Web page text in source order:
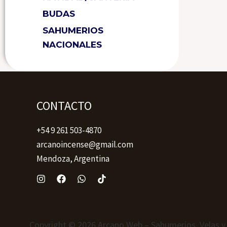
BUDAS
SAHUMERIOS
NACIONALES
CONTACTO
+54 9 261 503-4870
arcanoincense@gmail.com
Mendoza, Argentina